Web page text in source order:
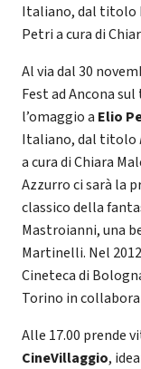
Italiano, dal titolo
Petri a cura di
Al via dal 30
Fest ad Ancona
l’omaggio a Elio
Italiano, dal titolo
a cura di Chiara
Azzurro ci sarà la
classico della
Mastroianni, una
Martinelli. Nel
Cineteca di
Torino in
Alle 17.00 prende
CineVillaggio,